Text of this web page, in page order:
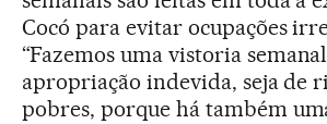
Cocó para evitar ocupações
“Fazemos uma vistoria
apropriação indevida, seja de
pobres, porque há também